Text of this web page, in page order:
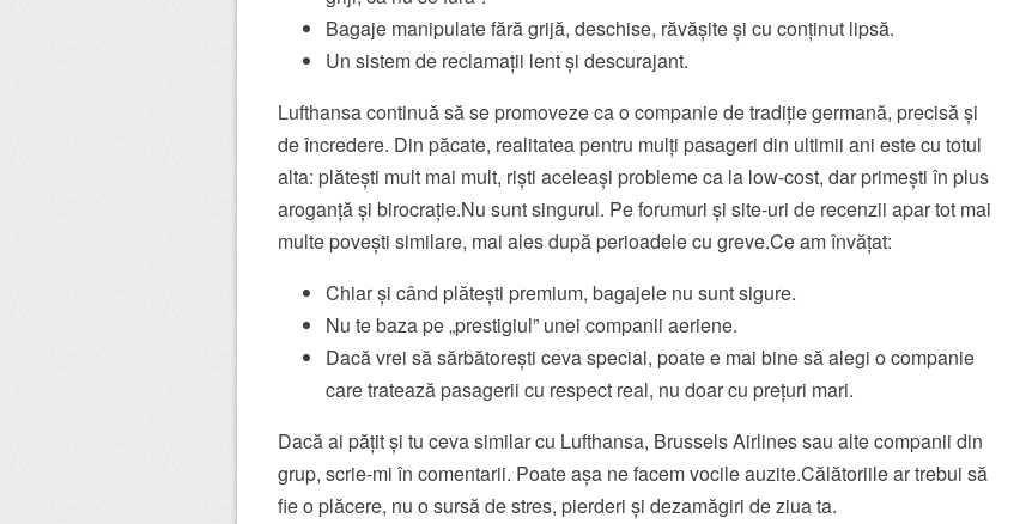
Bagaje manipulate fără grijă, deschise, răvășite și cu conținut lipsă.
Un sistem de reclamații lent și descurajant.
Lufthansa continuă să se promoveze ca o companie de tradiție germană, precisă și
de încredere. Din păcate, realitatea pentru mulți pasageri din ultimii ani este cu totul
alta: plătești mult mai mult, riști aceleași probleme ca la low-cost, dar primești în plus
aroganță și birocrație.Nu sunt singurul. Pe forumuri și site-uri de recenzii apar tot mai
multe povești similare, mai ales după perioadele cu greve.Ce am învățat:
Chiar și când plătești premium, bagajele nu sunt sigure.
Nu te baza pe „prestigiul” unei companii aeriene.
Dacă vrei să sărbătorești ceva special, poate e mai bine să alegi o companie
care tratează pasagerii cu respect real, nu doar cu prețuri mari.
Dacă ai pățit și tu ceva similar cu Lufthansa, Brussels Airlines sau alte companii din
grup, scrie-mi în comentarii. Poate așa ne facem vocile auzite.Călătoriile ar trebui să
fie o plăcere, nu o sursă de stres, pierderi și dezamăgiri de ziua ta.